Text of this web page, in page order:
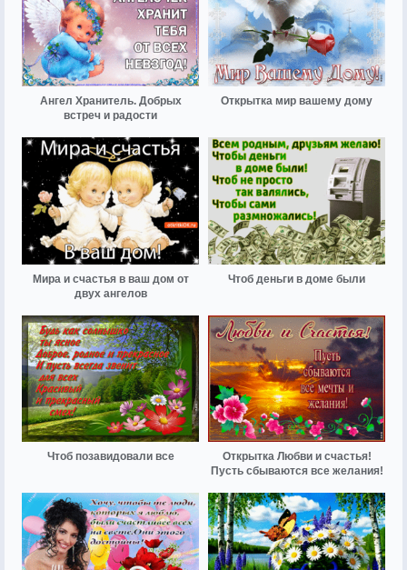
Ангел Хранитель. Добрых
встреч и радости
Открытка мир вашему дому
Мира и счастья в ваш дом от
двух ангелов
Чтоб деньги в доме были
Чтоб позавидовали все
Открытка Любви и счастья!
Пусть сбываются все желания!